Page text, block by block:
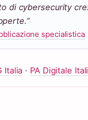
di cybersecurity
specialistica
Italia · PA Digitale